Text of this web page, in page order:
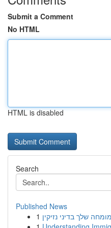
Submit a Comment
No HTML
HTML is disabled
Search
Published News
1 שלך בדיני נזיקין